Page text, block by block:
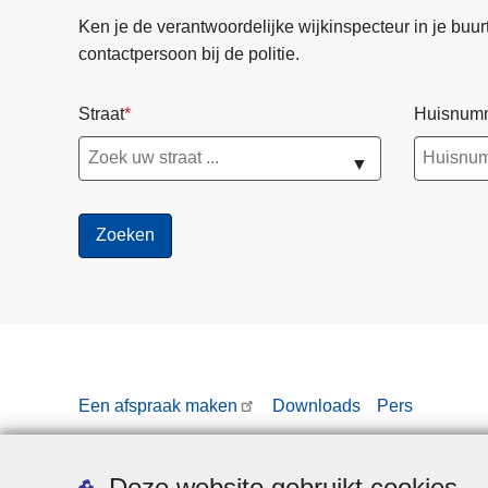
Ken je de verantwoordelijke wijkinspecteur in je
contactpersoon bij de politie.
Straat
▼
Een afspraak maken Downloads Pers